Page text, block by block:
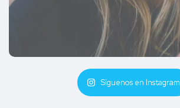
Síguenos en Instagram